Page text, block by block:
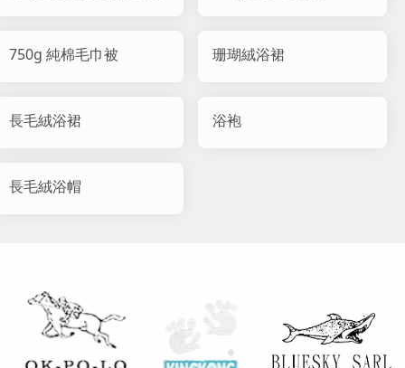
750g 純棉毛巾被 珊瑚絨浴裙
長毛絨浴裙 浴袍
長毛絨浴帽